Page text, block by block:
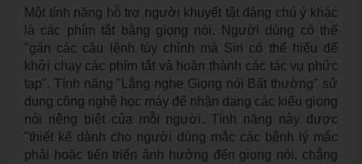
Một tính năng hỗ trợ người khuyết tật đáng chú ý khác
là các phím tắt bằng giọng nói. Người dùng có thể
"gán các câu lệnh tùy chỉnh mà Siri có thể hiểu để
khởi chạy các phím tắt và hoàn thành các tác vụ phức
tạp". Tính năng "Lắng nghe Giọng nói Bất thường" sử
dụng công nghệ học máy để nhận dạng các kiểu giọng
nói riêng biệt của mỗi người. Tính năng này được
"thiết kế dành cho người dùng mắc các bệnh lý mắc
phải hoặc tiến triển ảnh hưởng đến giọng nói, chẳng